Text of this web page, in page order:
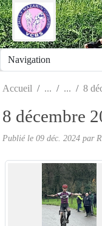
Accueil 8
8 décembre
Publié le 09 déc. 2024 par
Panneau de gestion des